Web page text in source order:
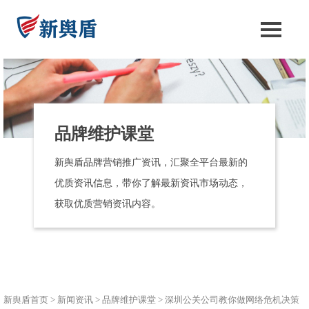
品牌维护课堂
新舆盾品牌营销推广资讯，汇聚全平台最新的
优质资讯信息，带你了解最新资讯市场动态，
获取优质营销资讯内容。
新舆盾首页 > 新闻资讯 > 品牌维护课堂 > 深圳公关公司教你做网络危机决策